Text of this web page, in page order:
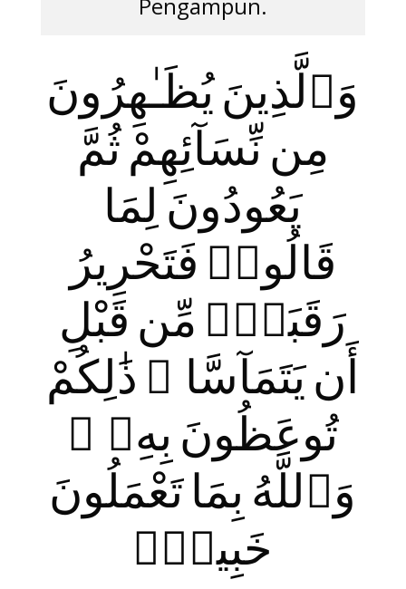
وَٱلَّذِينَ يُظَـٰهِرُونَ
مِن نِّسَآئِهِمْ ثُمَّ
يَعُودُونَ لِمَا
قَالُوا۟ فَتَحْرِيرُ
رَقَبَةٍۢ مِّن قَبْلِ
أَن يَتَمَآسَّا ۚ ذَ‌ٰلِكُمْ
تُوعَظُونَ بِهِۦ ۚ
وَٱللَّهُ بِمَا تَعْمَلُونَ
خَبِيرٌۭ